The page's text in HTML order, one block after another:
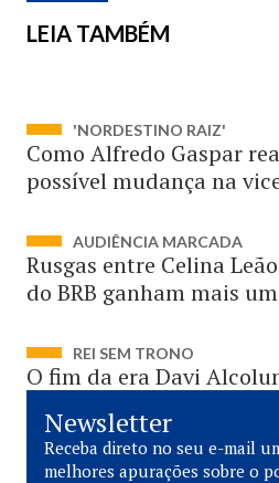
LEIA TAMBÉM
'NORDESTINO RAIZ'
Como Alfredo Gaspar
possível mudança na
AUDIÊNCIA MARCADA
Rusgas entre Celina
do BRB ganham mais
REI SEM TRONO
O fim da era Davi
Newsletter
Receba direto no seu e-mail
melhores apurações sobre o